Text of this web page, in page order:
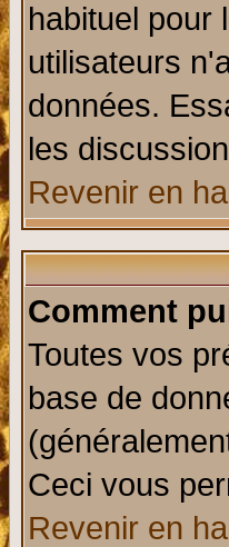
habituel pour
utilisateurs
données.
les
Revenir en
Comment
Toutes vos
base de
Ceci vous
Revenir en